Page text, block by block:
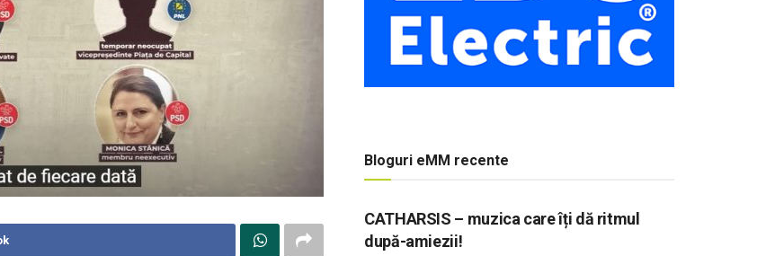
Bloguri eMM recente
CATHARSIS – muzica care îți dă ritmul
după-amiezii!